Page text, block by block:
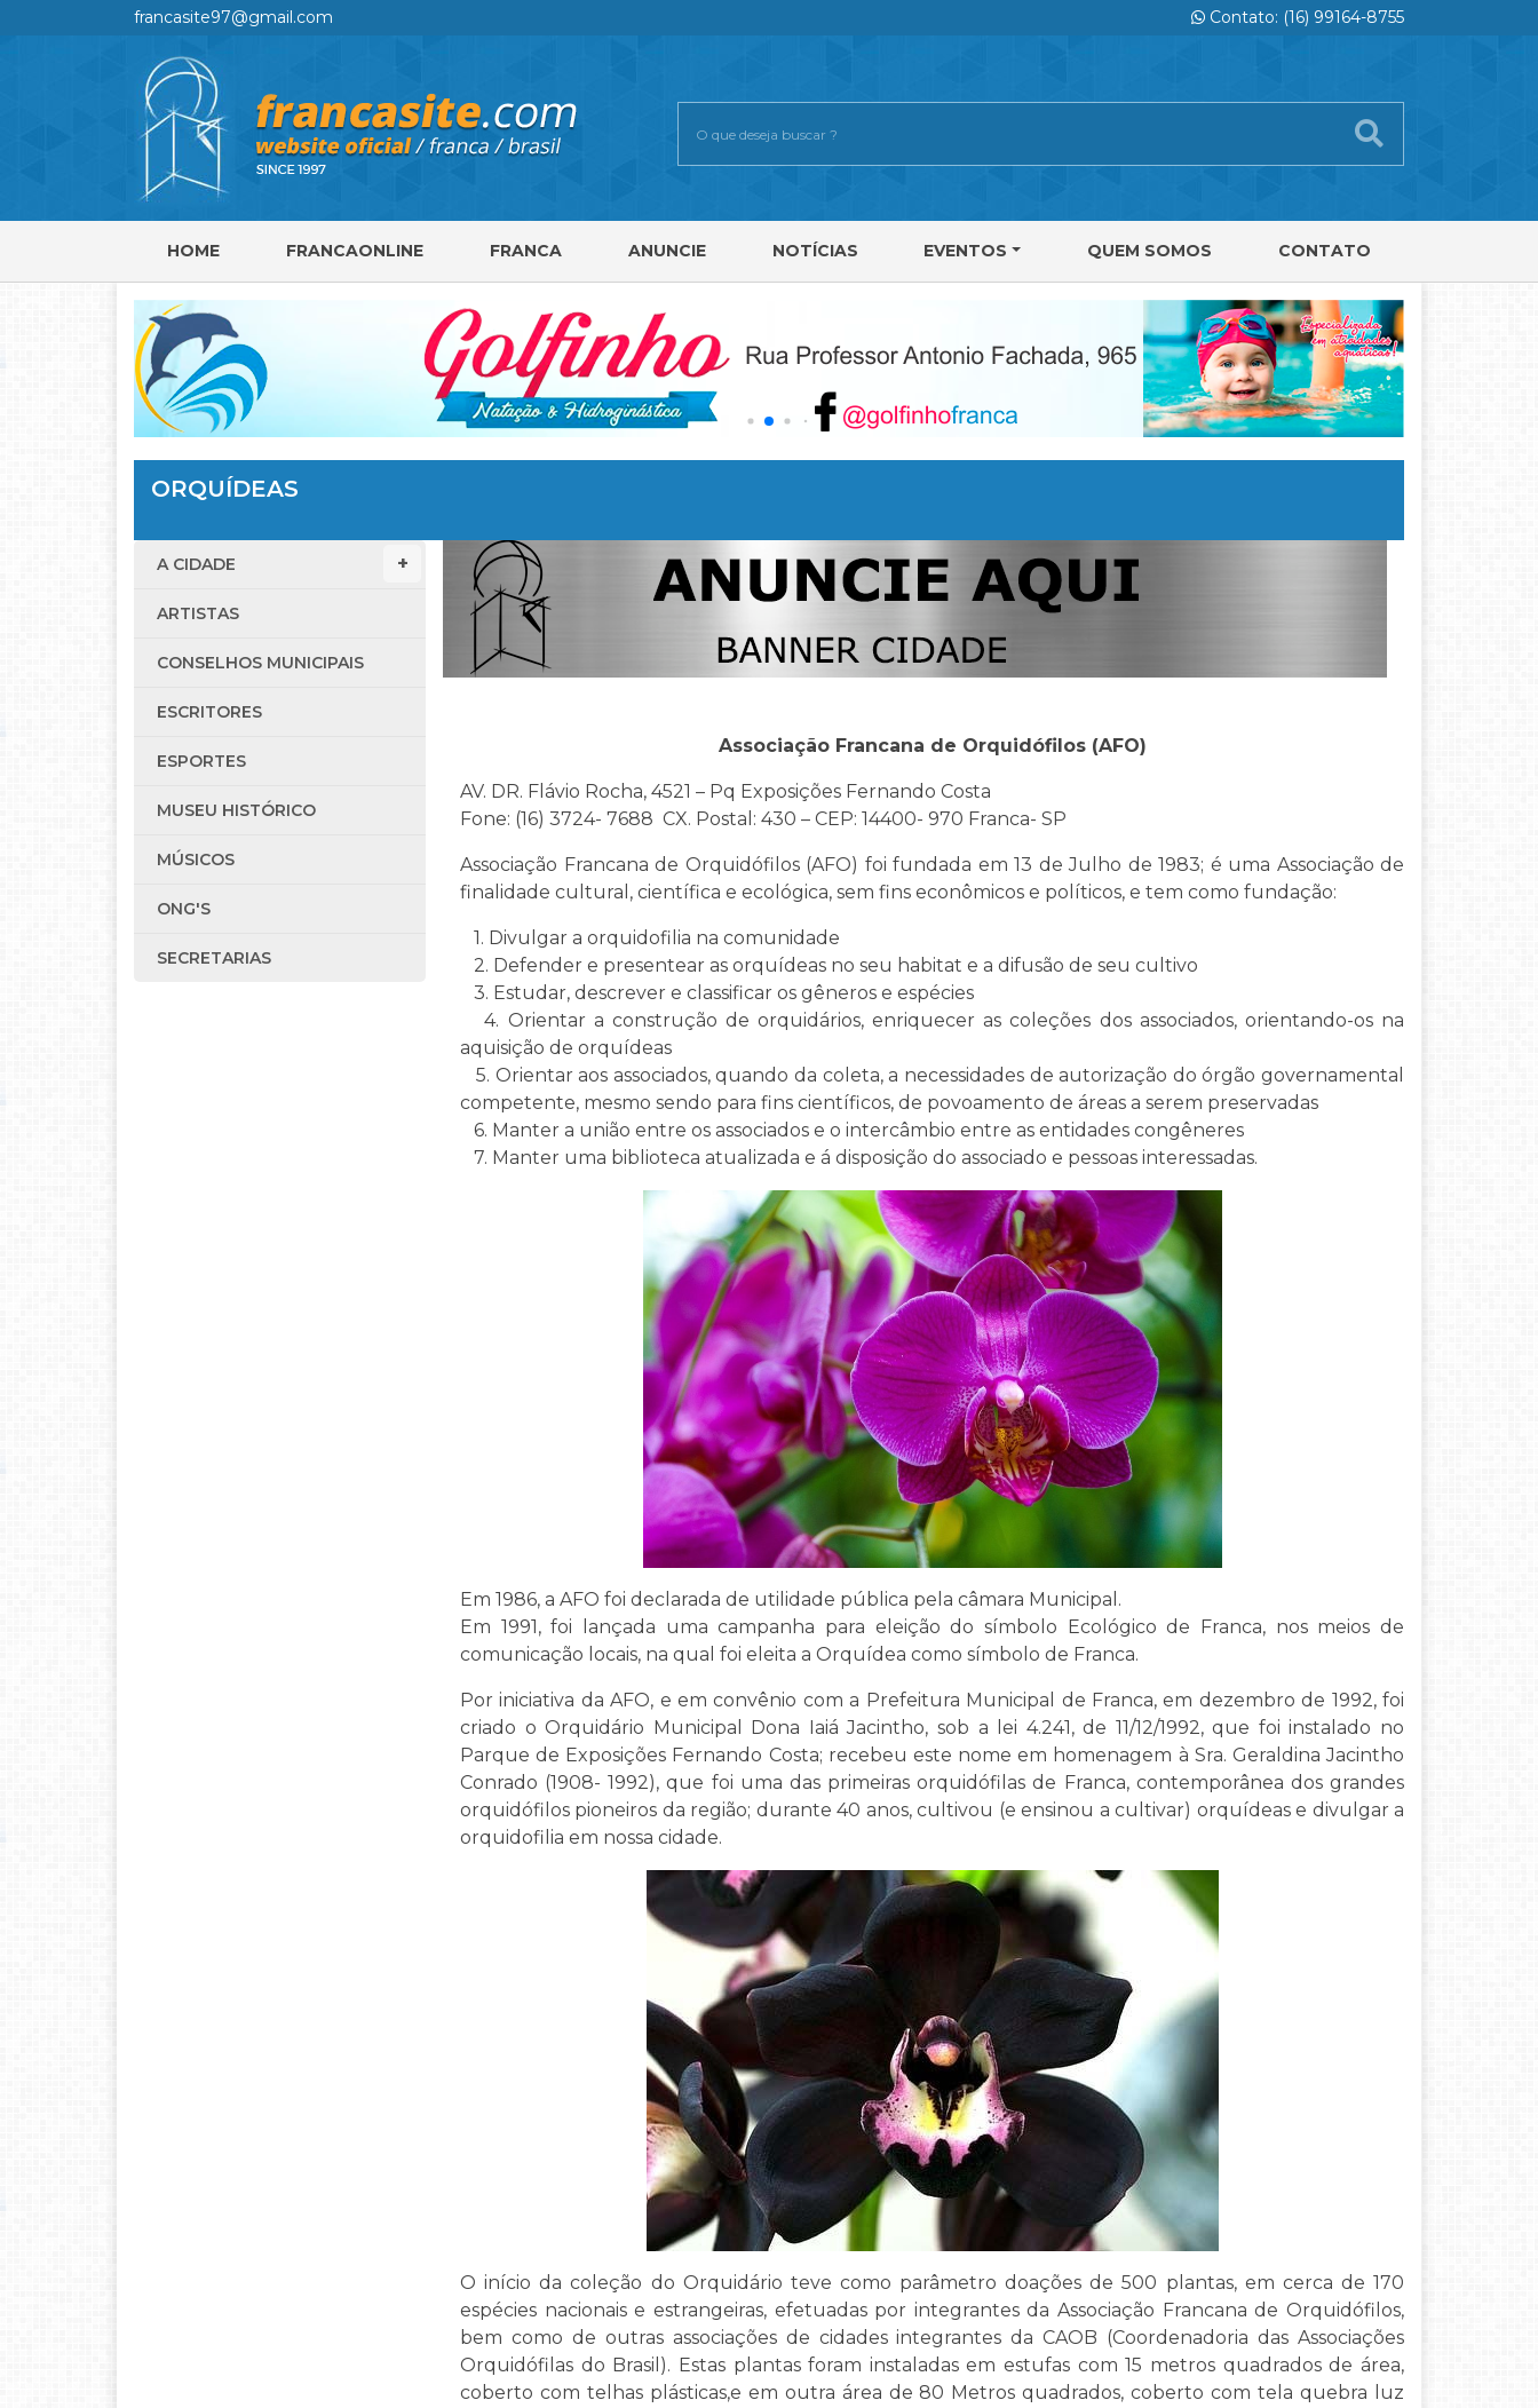
francasite97@gmail.com Contato: (16) 99164-8755
HOME FRANCAONLINE FRANCA ANUNCIE NOTÍCIAS EVENTOS QUEM SOMOS CONTATO
ORQUÍDEAS
A CIDADE
ARTISTAS
CONSELHOS MUNICIPAIS
ESCRITORES
ESPORTES
MUSEU HISTÓRICO
MÚSICOS
ONG'S
SECRETARIAS
Associação Francana de Orquidófilos (AFO)
AV. DR. Flávio Rocha, 4521 – Pq Exposições Fernando Costa
Fone: (16) 3724- 7688 CX. Postal: 430 – CEP: 14400- 970 Franca- SP
Associação Francana de Orquidófilos (AFO) foi fundada em 13 de Julho de 1983; é uma Associação de
finalidade cultural, científica e ecológica, sem fins econômicos e políticos, e tem como fundação:
1. Divulgar a orquidofilia na comunidade
2. Defender e presentear as orquídeas no seu habitat e a difusão de seu cultivo
3. Estudar, descrever e classificar os gêneros e espécies
4. Orientar a construção de orquidários, enriquecer as coleções dos associados, orientando-os na
aquisição de orquídeas
5. Orientar aos associados, quando da coleta, a necessidades de autorização do órgão governamental
competente, mesmo sendo para fins científicos, de povoamento de áreas a serem preservadas
6. Manter a união entre os associados e o intercâmbio entre as entidades congêneres
7. Manter uma biblioteca atualizada e á disposição do associado e pessoas interessadas.
Em 1986, a AFO foi declarada de utilidade pública pela câmara Municipal.
Em 1991, foi lançada uma campanha para eleição do símbolo Ecológico de Franca, nos meios de
comunicação locais, na qual foi eleita a Orquídea como símbolo de Franca.
Por iniciativa da AFO, e em convênio com a Prefeitura Municipal de Franca, em dezembro de 1992, foi
criado o Orquidário Municipal Dona Iaiá Jacintho, sob a lei 4.241, de 11/12/1992, que foi instalado no
Parque de Exposições Fernando Costa; recebeu este nome em homenagem à Sra. Geraldina Jacintho
Conrado (1908- 1992), que foi uma das primeiras orquidófilas de Franca, contemporânea dos grandes
orquidófilos pioneiros da região; durante 40 anos, cultivou (e ensinou a cultivar) orquídeas e divulgar a
orquidofilia em nossa cidade.
O início da coleção do Orquidário teve como parâmetro doações de 500 plantas, em cerca de 170
espécies nacionais e estrangeiras, efetuadas por integrantes da Associação Francana de Orquidófilos,
bem como de outras associações de cidades integrantes da CAOB (Coordenadoria das Associações
Orquidófilas do Brasil). Estas plantas foram instaladas em estufas com 15 metros quadrados de área,
coberto com telhas plásticas,e em outra área de 80 Metros quadrados, coberto com tela quebra luz